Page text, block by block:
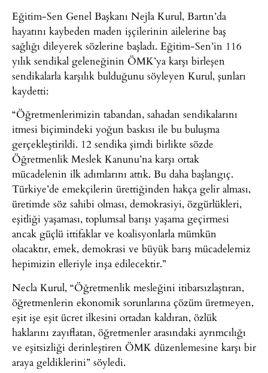
Eğitim-Sen Genel Başkanı Nejla Kurul, Bartın’da
hayatını kaybeden maden işçilerinin ailelerine baş
sağlığı dileyerek sözlerine başladı. Eğitim-Sen’in 116
yılık sendikal geleneğinin ÖMK’ya karşı birleşen
sendikalarla karşılık bulduğunu söyleyen Kurul, şunları
kaydetti:
“Öğretmenlerimizin tabandan, sahadan sendikalarını
itmesi biçimindeki yoğun baskısı ile bu buluşma
gerçekleştirildi. 12 sendika şimdi birlikte sözde
Öğretmenlik Meslek Kanunu’na karşı ortak
mücadelenin ilk adımlarını attık. Bu daha başlangıç.
Türkiye’de emekçilerin ürettiğinden hakça gelir alması,
üretimde söz sahibi olması, demokrasiyi, özgürlükleri,
eşitliği yaşaması, toplumsal barışı yaşama geçirmesi
ancak güçlü ittifaklar ve koalisyonlarla mümkün
olacaktır, emek, demokrasi ve büyük barış mücadelemiz
hepimizin elleriyle inşa edilecektir.”
Necla Kurul, “Öğretmenlik mesleğini itibarsızlaştıran,
öğretmenlerin ekonomik sorunlarına çözüm üretmeyen,
eşit işe eşit ücret ilkesini ortadan kaldıran, özlük
haklarını zayıflatan, öğretmenler arasındaki ayrımcılığı
ve eşitsizliği derinleştiren ÖMK düzenlemesine karşı bir
araya geldiklerini” söyledi.